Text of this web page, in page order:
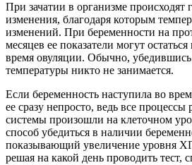
При зачатии в организме происходят
изменения, благодаря которым
изменений. При беременности на
месяцев ее показатели могут
время овуляции. Обычно,
температуры никто не занимается.
Если беременность наступила во
ее сразу непросто, ведь все процессы
системы произошли на клеточном
способ убедиться в наличии
показывающий увеличение уровня
решая на какой день проводить тест,